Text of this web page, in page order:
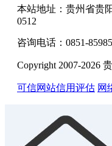
本站地址：贵州省贵
0512
咨询电话：0851-
Copyright 2007-2026
可信网站信用评估 网